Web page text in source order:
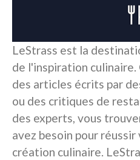
LeStrass est la
de l'inspiration culinaire.
des articles écrits par
ou des critiques de
des experts, vous
avez besoin pour
création culinaire.